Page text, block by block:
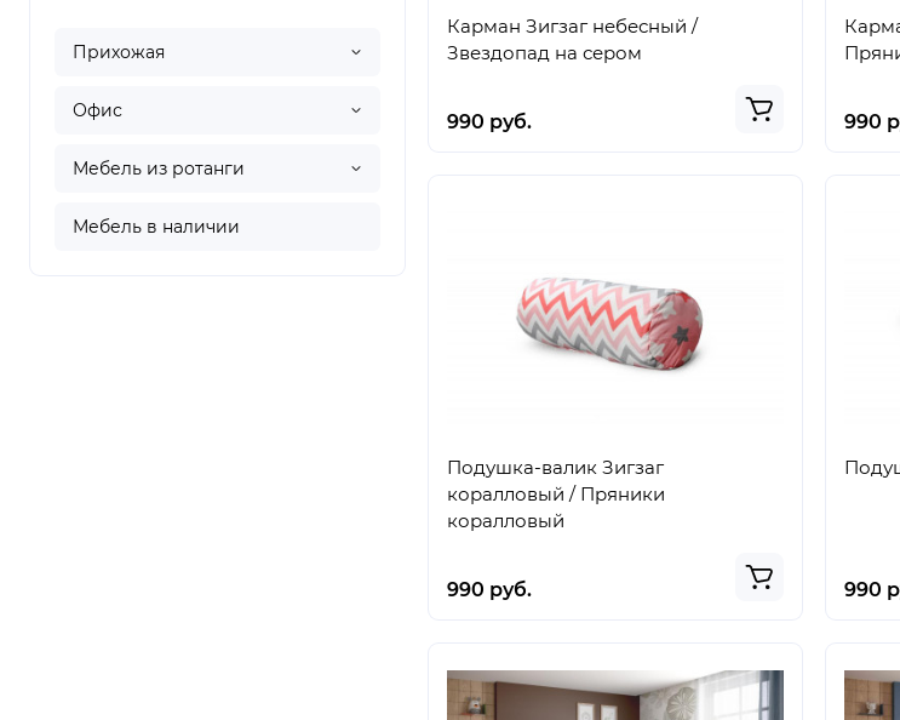
Прихожая
Офис
Мебель из ротанги
Мебель в наличии
Карман Зигзаг небесный /
Звездопад на сером
990 руб. 990
Подушка-валик Зигзаг
коралловый / Пряники
коралловый
990 руб. 990